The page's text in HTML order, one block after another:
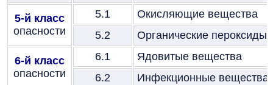
5-й класс
опасности
5.1
Окисляющие вещества
5.2
Органические пероксиды
6-й класс
опасности
6.1
Ядовитые вещества
6.2
Инфекционные вещества